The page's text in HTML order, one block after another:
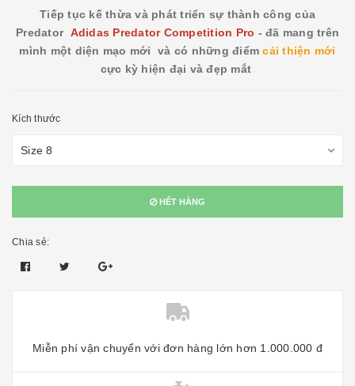
Tiếp tục kế thừa và phát triển sự thành công của
Predator Adidas Predator Competition Pro - đã mang trên
mình một diện mạo mới và có những điểmcải thiện mới
cực kỳ hiện đại và đẹp mắt
Kích thước
HẾT HÀNG
Chia sẻ:
Miễn phí vận chuyển với đơn hàng lớn hơn 1.000.000 đ